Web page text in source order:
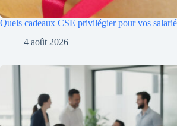
Quels cadeaux CSE privilégier pour vos
4 août 2026